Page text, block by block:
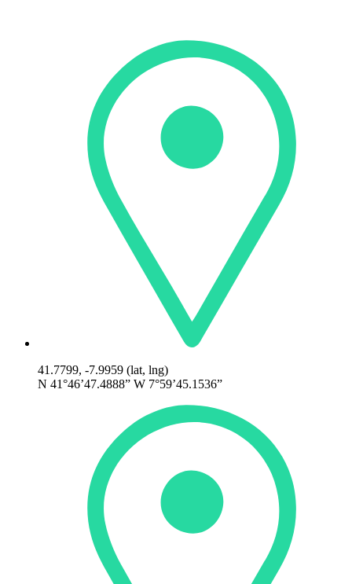
41.7799, -7.9959 (lat, lng)
N 41°46’47.4888” W 7°59’45.1536”